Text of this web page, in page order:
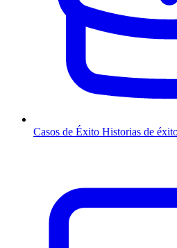
Casos de Éxito Historias de